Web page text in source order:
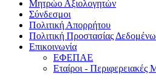
Μητρώο Αξιολογητών
Σύνδεσμοι
Πολιτική Απορρήτου
Πολιτική Προστασίας
Επικοινωνία
ΕΦΕΠΑΕ
Εταίροι - Περιφερειακές